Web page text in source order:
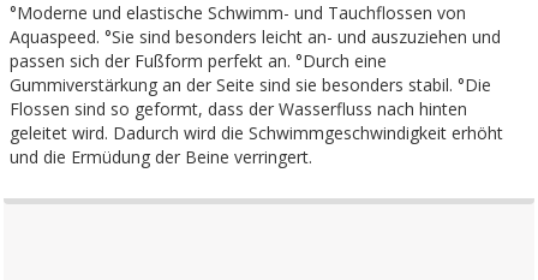
°Moderne und elastische Schwimm- und Tauchflossen von
Aquaspeed. °Sie sind besonders leicht an- und auszuziehen und
passen sich der Fußform perfekt an. °Durch eine
Gummiverstärkung an der Seite sind sie besonders stabil. °Die
Flossen sind so geformt, dass der Wasserfluss nach hinten
geleitet wird. Dadurch wird die Schwimmgeschwindigkeit erhöht
und die Ermüdung der Beine verringert.